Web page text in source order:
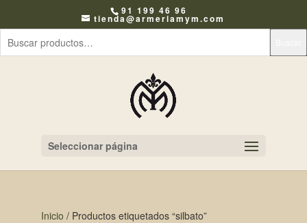
91 199 46 96
tienda@armeriamym.com
Seleccionar página
Inicio / Productos etiquetados “silbato”